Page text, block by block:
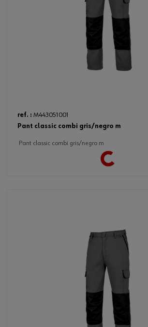
ref. : M443051001
pant classic combi gris/negro m
pant classic combi gris/negro m
Loading...